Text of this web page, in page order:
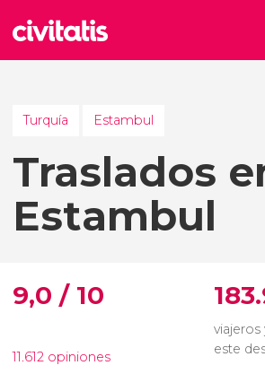
Turquía Estambul
Traslados
Estambul
9,0 / 10
11.612 opiniones
viajeros
este